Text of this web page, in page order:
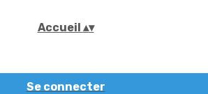
Accueil ▴▾
Se connecter